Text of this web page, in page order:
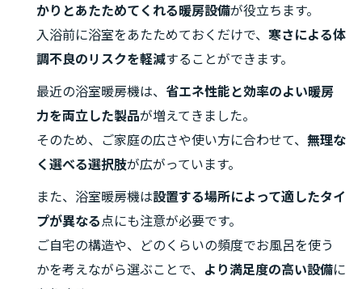
かりとあたためてくれる暖房設備が役立ちます。
入浴前に浴室をあたためておくだけで、 寒さによる体
調不良のリスクを軽減することができます。
最近の浴室暖房機は、 省エネ性能と効率のよい暖房
力を両立した製品が増えてきました。
そのため、ご家庭の広さや使い方に合わせて、 無理な
く選べる選択肢が広がっています。
また、浴室暖房機は設置する場所によって適したタイ
プが異なる点にも注意が必要です。
ご自宅の構造や、どのくらいの頻度でお風呂を使う
かを考えながら選ぶことで、
より満足度の高い設備に